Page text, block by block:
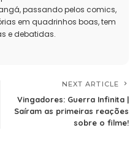
passando pelos comics,
em quadrinhos boas, tem
e debatidas.
NEXT ARTICLE
Vingadores: Guerra Infinita |
Saíram as primeiras reações
sobre o filme!